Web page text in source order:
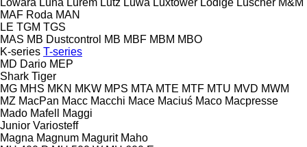
MAF Roda MAN
LE TGM TGS
MAS MB Dustcontrol MB MBF MBM MBO
K-series T-series
MD Dario MEP
Shark Tiger
MG MHS MKN MKW MPS MTA MTE MTF MTU MVD MWM
MZ MacPan Macc Macchi Mace Maciuś Maco Macpresse
Mado Mafell
Maggi
Junior Variosteff
Magna Magnum Magurit Maho